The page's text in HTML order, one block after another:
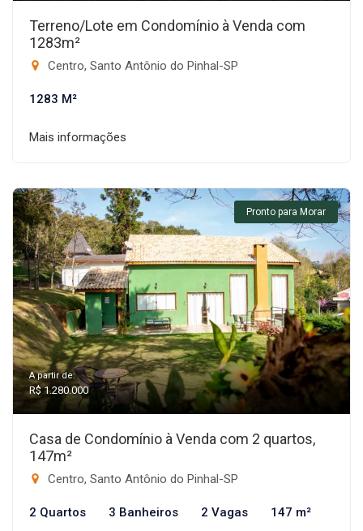
Terreno/Lote em Condomínio à Venda com
1283m²
Centro, Santo Antônio do Pinhal-SP
1283 M²
Mais informações
Pronto para Morar
A partir de:
R$ 1.280.000
Casa de Condomínio à Venda com 2 quartos,
147m²
Centro, Santo Antônio do Pinhal-SP
2 Quartos 3 Banheiros 2 Vagas 147 m²